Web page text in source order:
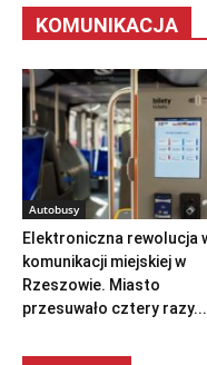
KOMUNIKACJA
Autobusy
Elektroniczna rewolucja
komunikacji miejskiej w
Rzeszowie. Miasto
przesuwało cztery razy...